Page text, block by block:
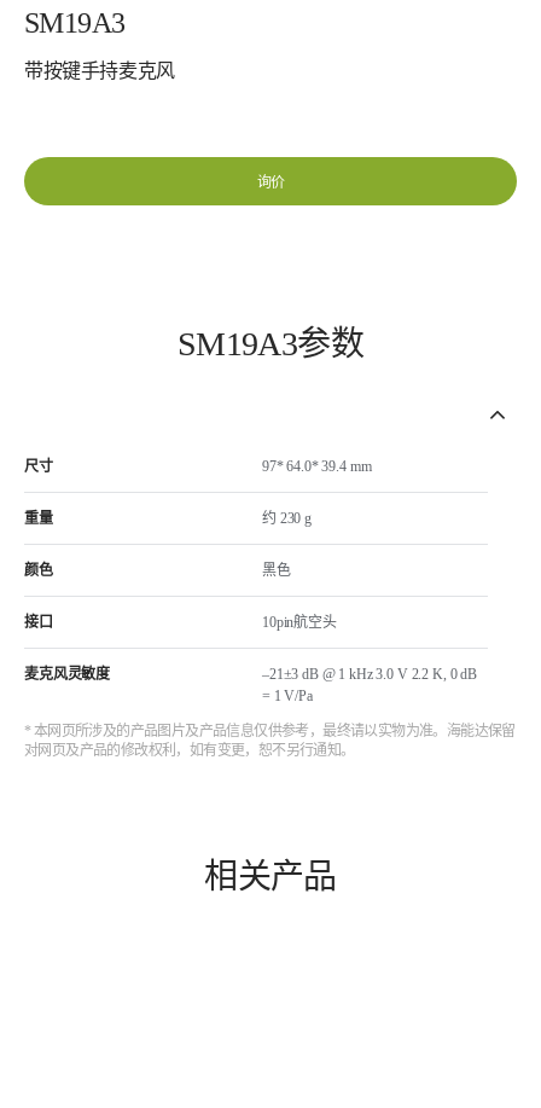
SM19A3
带按键手持麦克风
询价
SM19A3参数
尺寸 97* 64.0* 39.4 mm
重量 约 230 g
颜色 黑色
接口 10pin航空头
麦克风灵敏度
–21±3 dB @ 1 kHz 3.0 V 2.2 K, 0 dB
= 1 V/Pa
* 本网页所涉及的产品图片及产品信息仅供参考，最终请以实物为准。海能达保留
对网页及产品的修改权利，如有变更，恕不另行通知。
相关产品